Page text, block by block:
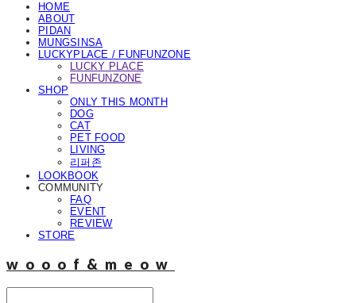
HOME
ABOUT
PIDAN
MUNGSINSA
LUCKYPLACE / FUNFUNZONE
LUCKY PLACE
FUNFUNZONE
SHOP
ONLY THIS MONTH
DOG
CAT
PET FOOD
LIVING
리퍼존
LOOKBOOK
COMMUNITY
FAQ
EVENT
REVIEW
STORE
wooof&meow